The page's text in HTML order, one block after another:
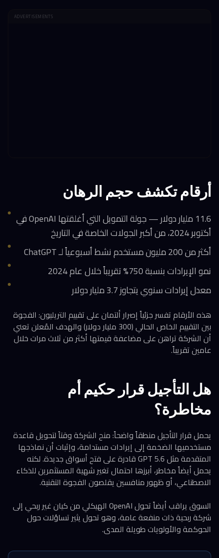
ADVERTISEMENTS
أرقام تكشف حجم الرهان
11.6 مليار دولار — جولة التمويل التي أغلقتها OpenAI في
أكتوبر 2024، من أكبر الجولات الخاصة في التاريخ
أكثر من 200 مليون مستخدم نشط أسبوعياً لـ ChatGPT
نمو الإيرادات بنسبة 750% تقريباً خلال عام 2024
معدل إيرادات سنوي يتجاوز 3.7 مليار دولار
هذه الأرقام تفسر جزئياً إصرار ألتمان على تقييم التريليون: الفجوة
بين التقييم الخاص الحالي (300 مليار دولار) والهدف المُعلن تعني
أن الشركة تراهن على مضاعفة قيمتها أكثر من ثلاث مرات خلال
عامين تقريباً.
هل التأجيل قرار حكيم أم
مخاطرة؟
يحمل قرار التأجيل منطقاً واضحاً: منح الشركة وقتاً لتحويل قاعدة
مستخدميها الضخمة إلى إيرادات مستدامة، وإثبات أن نماذجها
المتقدمة مثل GPT 5.6 قادرة على فتح أسواق جديدة. لكنه
يحمل أيضاً مخاطر، أبرزها احتمال تغير شهية المستثمرين للذكاء
الاصطناعي، أو ظهور منافسين يقلصون الفجوة التقنية.
السوق يراقب أيضاً تحول OpenAI الهيكلي من كيان غير ربحي إلى
شركة ربحية ذات منفعة عامة، وهو تحول يثير تساؤلات حول
الحوكمة والأولويات طويلة المدى.